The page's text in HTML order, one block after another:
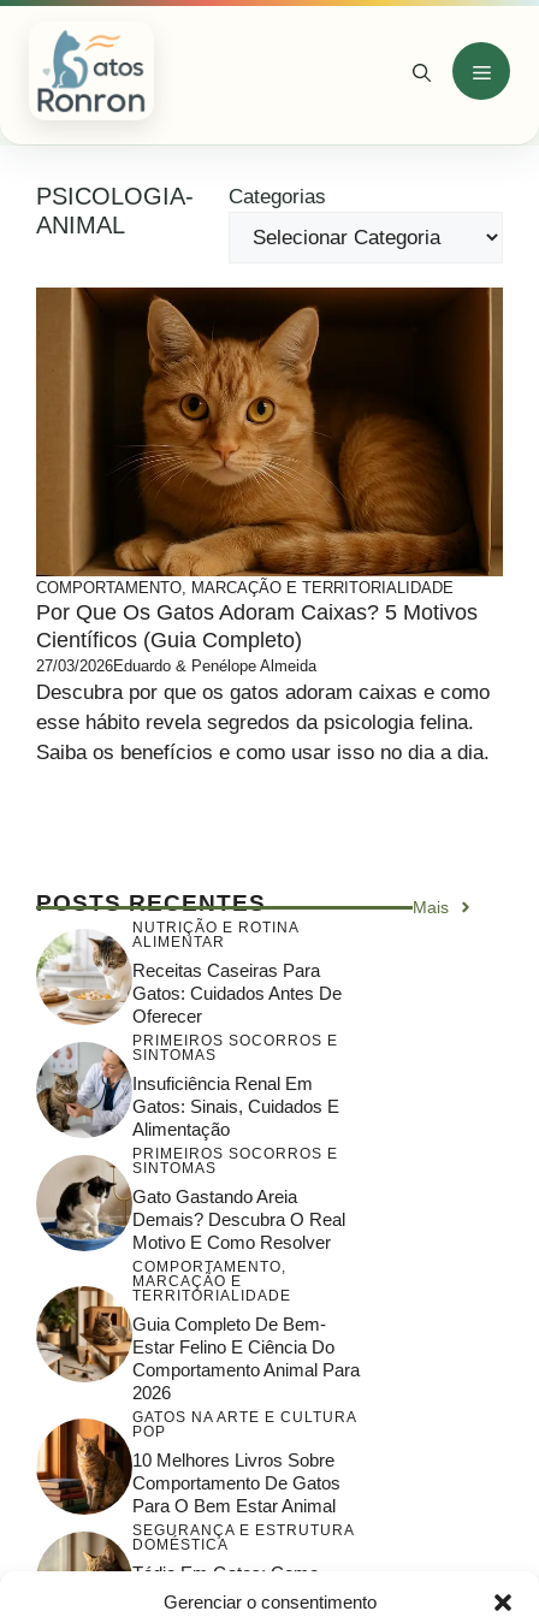
Gerenciar o consentimento
Pular
conteúdo
Menu
PSICOLOGIA-
ANIMAL
Categorias
COMPORTAMENTO, MARCAÇÃO E TERRITORIALIDADE
Por Que Os Gatos Adoram Caixas? 5 Motivos
Científicos (Guia Completo)
27/03/2026Eduardo & Penélope Almeida
Descubra por que os gatos adoram caixas e como
esse hábito revela segredos da psicologia felina.
Saiba os benefícios e como usar isso no dia a dia.
POSTS RECENTES Mais
NUTRIÇÃO E ROTINA
ALIMENTAR
Receitas Caseiras Para
Gatos: Cuidados Antes De
Oferecer
PRIMEIROS SOCORROS E
SINTOMAS
Insuficiência Renal Em
Gatos: Sinais, Cuidados E
Alimentação
PRIMEIROS SOCORROS E
SINTOMAS
Gato Gastando Areia
Demais? Descubra O Real
Motivo E Como Resolver
COMPORTAMENTO,
MARCAÇÃO E
TERRITORIALIDADE
Guia Completo De Bem-
Estar Felino E Ciência Do
Comportamento Animal Para
2026
GATOS NA ARTE E CULTURA
POP
10 Melhores Livros Sobre
Comportamento De Gatos
Para O Bem Estar Animal
SEGURANÇA E ESTRUTURA
DOMÉSTICA
Tédio Em Gatos: Como
Garantir O Bem-Estar E A